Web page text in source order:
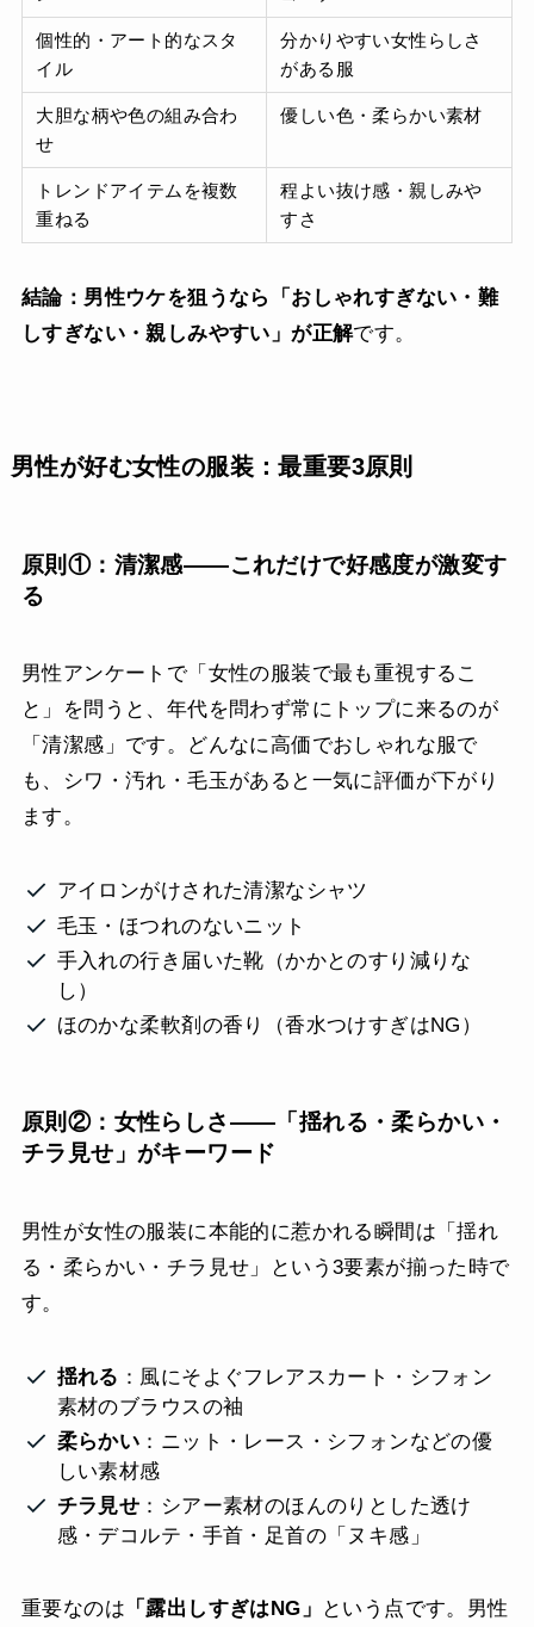
個性的・アート的なスタ
イル
分かりやすい女性らしさ
がある服
大胆な柄や色の組み合わ
せ
優しい色・柔らかい素材
トレンドアイテムを複数
重ねる
程よい抜け感・親しみや
すさ
結論：男性ウケを狙うなら「おしゃれすぎない・難
しすぎない・親しみやすい」が正解です。
男性が好む女性の服装：最重要3原則
原則①：清潔感——これだけで好感度が激変す
る
男性アンケートで「女性の服装で最も重視するこ
と」を問うと、年代を問わず常にトップに来るのが
「清潔感」です。どんなに高価でおしゃれな服で
も、シワ・汚れ・毛玉があると一気に評価が下がり
ます。
アイロンがけされた清潔なシャツ
毛玉・ほつれのないニット
手入れの行き届いた靴（かかとのすり減りな
し）
ほのかな柔軟剤の香り（香水つけすぎはNG）
原則②：女性らしさ——「揺れる・柔らかい・
チラ見せ」がキーワード
男性が女性の服装に本能的に惹かれる瞬間は「揺れ
る・柔らかい・チラ見せ」という3要素が揃った時で
す。
揺れる ：風にそよぐフレアスカート・シフォン
素材のブラウスの袖
柔らかい ：ニット・レース・シフォンなどの優
しい素材感
チラ見せ ：シアー素材のほんのりとした透け
感・デコルテ・手首・足首の「ヌキ感」
重要なのは 「露出しすぎはNG」 という点です。男性